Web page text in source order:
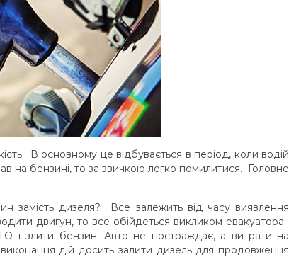
В основному це відбувається в період, коли водій
бензині, то за звичкою легко помилитися. Головне
замість дизеля? Все залежить від часу виявлення
двигун, то все обійдеться викликом евакуатора.
і злити бензин. Авто не постраждає, а витрати на
виконання дій досить залити дизель для продовження